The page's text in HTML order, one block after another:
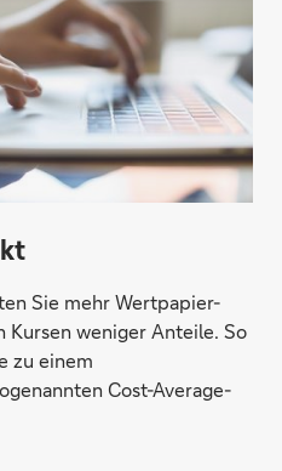
Sie mehr Wertpapier-
weniger Anteile. So
zu einem
Cost-Average-